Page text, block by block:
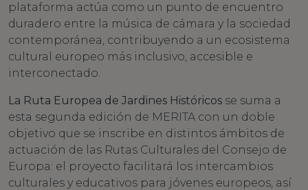
plataforma actúa como un punto de encuentro
duradero entre la música de cámara y la sociedad
contemporánea, contribuyendo a un ecosistema
cultural europeo más inclusivo, accesible e
interconectado.
La Ruta Europea de Jardines Históricos se suma a
esta segunda edición de MERITA con un doble
objetivo que se inscribe en distintos ámbitos de
actuación de las Rutas Culturales del Consejo de
Europa: el proyecto facilitará los intercambios
culturales y educativos para jóvenes europeos, así